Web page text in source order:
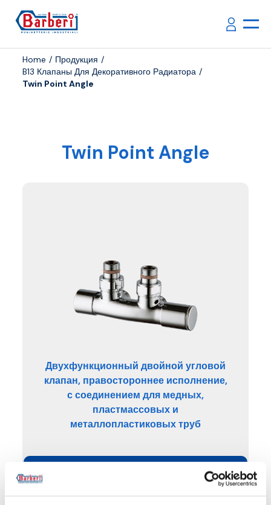
Home
Продукция
B13 Клапаны Для Декоративного Радиатора
Twin Point Angle
Twin Point Angle
Двухфункционный двойной угловой
клапан, правостороннее исполнение,
с соединением для медных,
пластмассовых и
металлопластиковых труб